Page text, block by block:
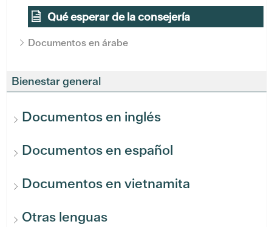
Qué esperar de la consejería
Documentos en árabe
Bienestar general
Documentos en inglés
Documentos en español
Documentos en vietnamita
Otras lenguas